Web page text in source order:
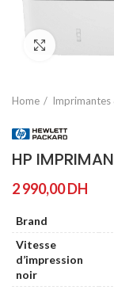
Agrandir
Home Imprimantes
HP
2 990,00DH
Brand
Vitesse
d’impression
noir